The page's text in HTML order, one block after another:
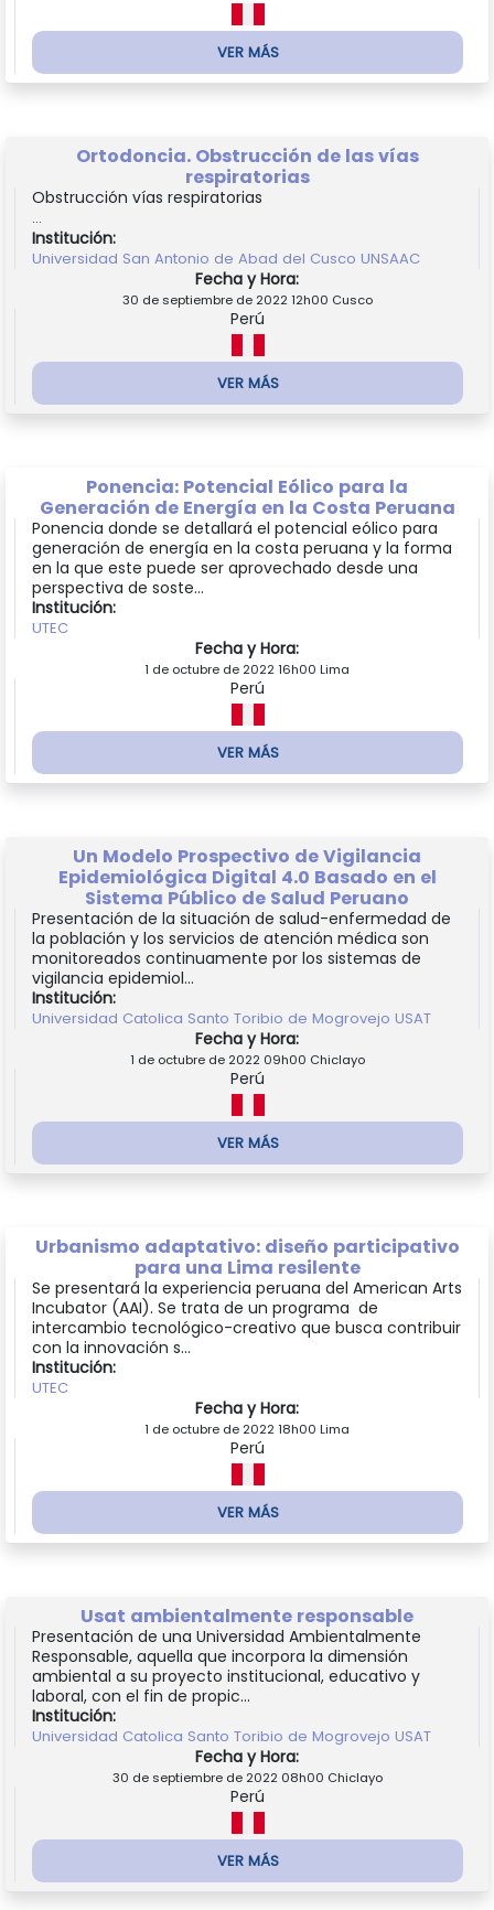
VER MÁS
Ortodoncia. Obstrucción de las vías
respiratorias
Obstrucción vías respiratorias
...
Institución:
Universidad San Antonio de Abad del Cusco UNSAAC
Fecha y Hora:
30 de septiembre de 2022 12h00 Cusco
Perú
VER MÁS
Ponencia: Potencial Eólico para la
Generación de Energía en la Costa Peruana
Ponencia donde se detallará el potencial eólico para
generación de energía en la costa peruana y la forma
en la que este puede ser aprovechado desde una
perspectiva de soste...
Institución:
UTEC
Fecha y Hora:
1 de octubre de 2022 16h00 Lima
Perú
VER MÁS
Un Modelo Prospectivo de Vigilancia
Epidemiológica Digital 4.0 Basado en el
Sistema Público de Salud Peruano
Presentación de la situación de salud-enfermedad de
la población y los servicios de atención médica son
monitoreados continuamente por los sistemas de
vigilancia epidemiol...
Institución:
Universidad Catolica Santo Toribio de Mogrovejo USAT
Fecha y Hora:
1 de octubre de 2022 09h00 Chiclayo
Perú
VER MÁS
Urbanismo adaptativo: diseño participativo
para una Lima resilente
Se presentará la experiencia peruana del American Arts
Incubator (AAI). Se trata de un programa de
intercambio tecnológico-creativo que busca contribuir
con la innovación s...
Institución:
UTEC
Fecha y Hora:
1 de octubre de 2022 18h00 Lima
Perú
VER MÁS
Usat ambientalmente responsable
Presentación de una Universidad Ambientalmente
Responsable, aquella que incorpora la dimensión
ambiental a su proyecto institucional, educativo y
laboral, con el fin de propic...
Institución:
Universidad Catolica Santo Toribio de Mogrovejo USAT
Fecha y Hora:
30 de septiembre de 2022 08h00 Chiclayo
Perú
VER MÁS